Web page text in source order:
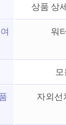
상품 상
워
자외선